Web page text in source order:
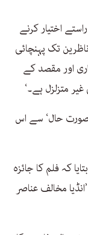
اختیار کرنے
تک پہنچائی
اور مقصد کے
متزلزل ہے۔‘
صورت حال‘ سے اس
کہ فلم کا جائزہ
مخالف عناصر